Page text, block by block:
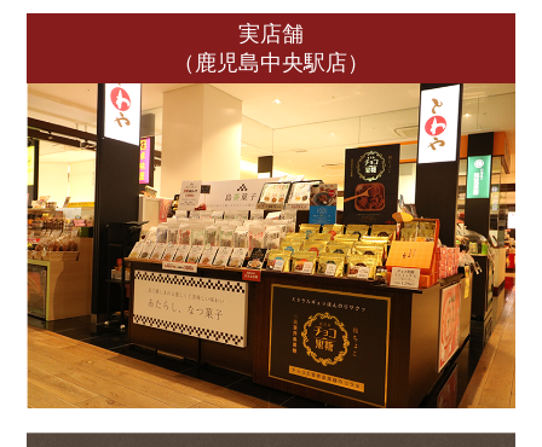
実店舗
（鹿児島中央駅店）